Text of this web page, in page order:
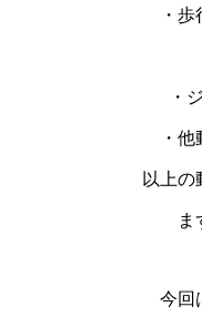
・
・
・
以上の
ま
今回